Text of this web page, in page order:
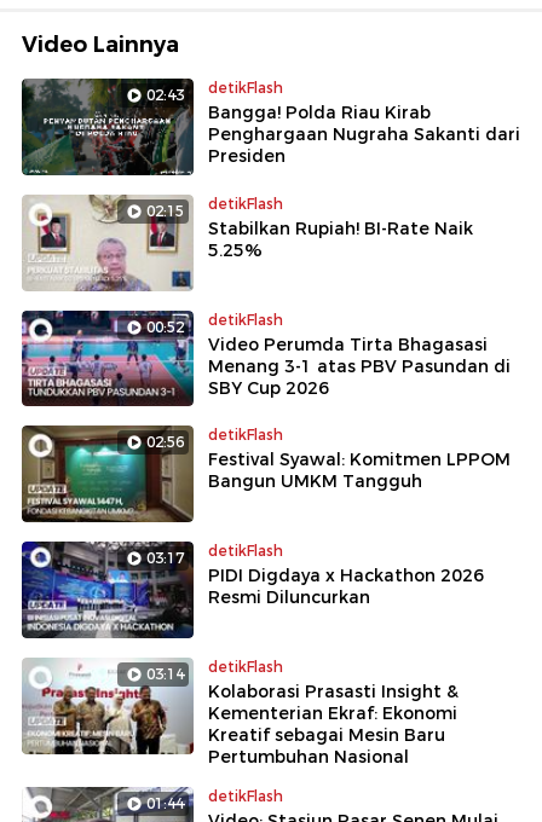
Video Lainnya
02:43 detikFlash
Bangga! Polda Riau Kirab
Penghargaan Nugraha Sakanti dari
Presiden
02:15 detikFlash
Stabilkan Rupiah! BI-Rate Naik
5.25%
00:52 detikFlash
Video Perumda Tirta Bhagasasi
Menang 3-1 atas PBV Pasundan di
SBY Cup 2026
02:56 detikFlash
Festival Syawal: Komitmen LPPOM
Bangun UMKM Tangguh
03:17 detikFlash
PIDI Digdaya x Hackathon 2026
Resmi Diluncurkan
03:14 detikFlash
Kolaborasi Prasasti Insight &
Kementerian Ekraf: Ekonomi
Kreatif sebagai Mesin Baru
Pertumbuhan Nasional
01:44 detikFlash